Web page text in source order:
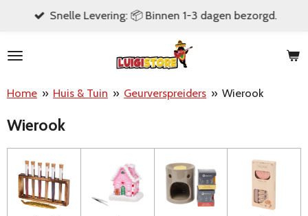
naar
hoofdinhoud
Snelle Levering: 📦 Binnen 1-3 dagen bezorgd.
Home » Huis & Tuin » Geurverspreiders » Wierook
Wierook